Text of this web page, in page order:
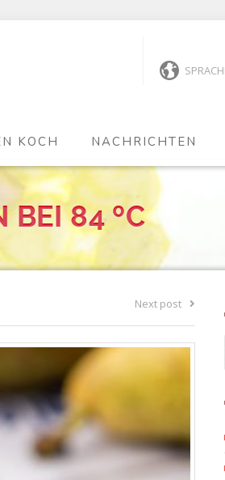
KOCH NACHRICHTEN
BEI 84 ºC
Next post